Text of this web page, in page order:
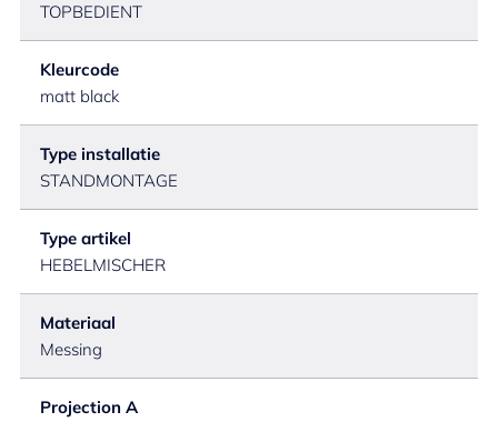
TOPBEDIENT
Kleurcode
matt black
Type installatie
STANDMONTAGE
Type artikel
HEBELMISCHER
Materiaal
Messing
Projection A